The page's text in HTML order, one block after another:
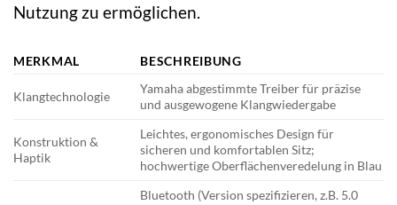
Nutzung zu ermöglichen.
MERKMAL BESCHREIBUNG
Klangtechnologie
Yamaha abgestimmte Treiber für präzise
und ausgewogene Klangwiedergabe
Konstruktion &
Haptik
Leichtes, ergonomisches Design für
sicheren und komfortablen Sitz;
hochwertige Oberflächenveredelung in Blau
Bluetooth (Version spezifizieren, z.B. 5.0